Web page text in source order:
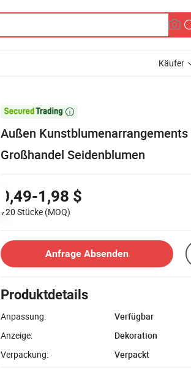
Käufer

Außen
Großhandel Seidenblumen
0,49-1,98 $
720 Stücke (MOQ)
Anfrage Absenden
Produktdetails
Anpassung:
Verfügbar
Anzeige:
Dekoration
Verpackung:
Verpackt